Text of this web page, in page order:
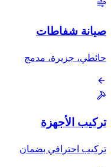
صيانة شفاطات
حائطي، جزيرة، مدمج
تركيب الأجهزة
تركيب احترافي بضمان